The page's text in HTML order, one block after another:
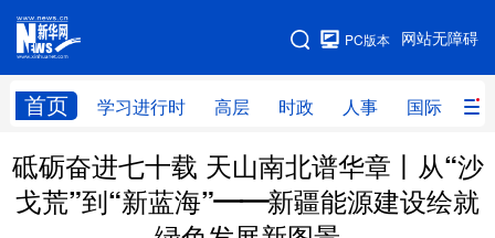
网站无障碍
PC版本
首页 学习进行时 高层 时政 人事 国际 财
网站地图
学习进行时 高层 时政 人事
国际 财经 网评 港澳
砥砺奋进七十载 天山南北谱华章丨从“沙
戈荒”到“新蓝海”——新疆能源建设绘就